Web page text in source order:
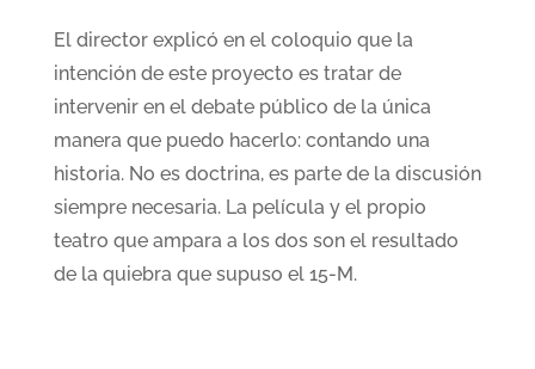
El director explicó en el coloquio que la
intención de este proyecto es tratar de
intervenir en el debate público de la única
manera que puedo hacerlo: contando una
historia. No es doctrina, es parte de la discusión
siempre necesaria. La película y el propio
teatro que ampara a los dos son el resultado
de la quiebra que supuso el 15-M.